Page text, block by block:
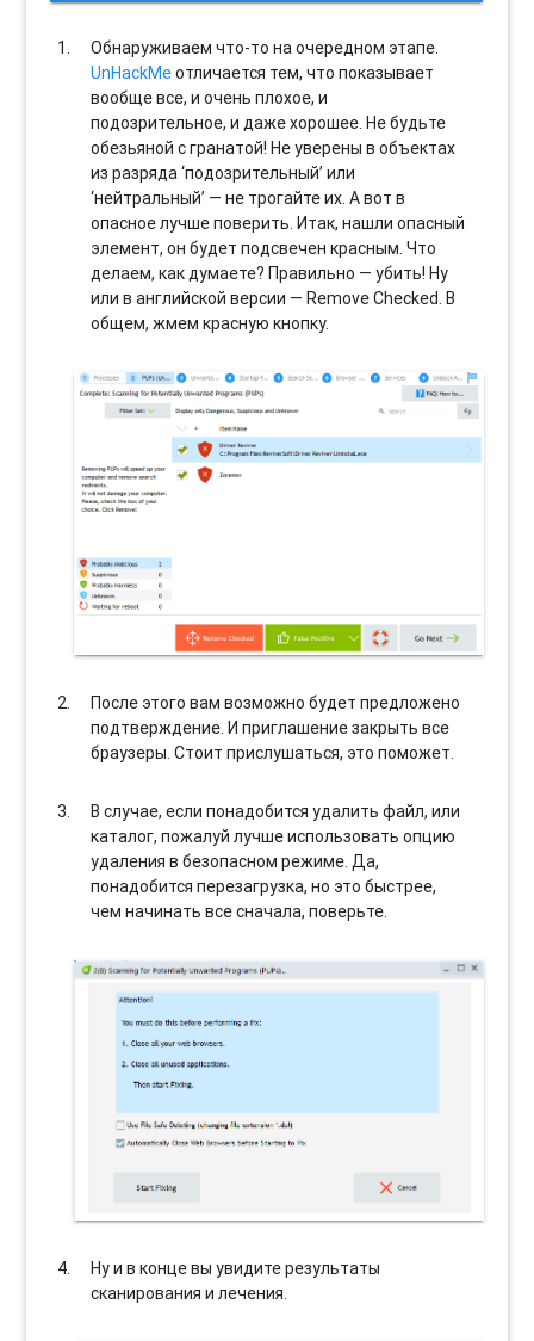
Обнаруживаем что-то на очередном этапе.
UnHackMeотличается тем, что показывает
вообще все, и очень плохое, и
подозрительное, и даже хорошее. Не будьте
обезьяной с гранатой! Не уверены в объектах
из разряда ‘подозрительный’ или
‘нейтральный’ — не трогайте их. А вот в
опасное лучше поверить. Итак, нашли опасный
элемент, он будет подсвечен красным. Что
делаем, как думаете? Правильно — убить! Ну
или в английской версии — Remove Checked. В
общем, жмем красную кнопку.
После этого вам возможно будет предложено
подтверждение. И приглашение закрыть все
браузеры. Стоит прислушаться, это поможет.
В случае, если понадобится удалить файл, или
каталог, пожалуй лучше использовать опцию
удаления в безопасном режиме. Да,
понадобится перезагрузка, но это быстрее,
чем начинать все сначала, поверьте.
Ну и в конце вы увидите результаты
сканирования и лечения.